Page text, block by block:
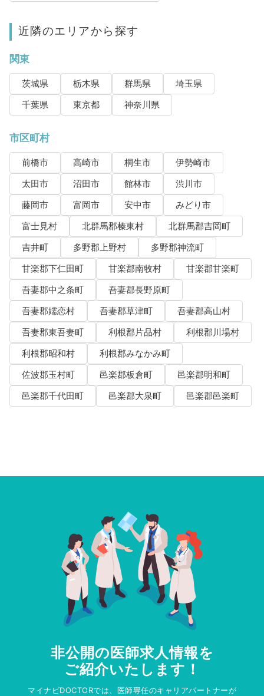
近隣のエリアから探す
関東
茨城県 栃木県 群馬県
埼玉県
千葉県
東京都 神奈川県
市区町村
前橋市 高崎市 桐生市
伊勢崎市
太田市
沼田市 館林市
渋川市
藤岡市
富岡市 安中市
みどり市
富士見村
北群馬郡榛東村
北群馬郡吉岡町
吉井町
多野郡上野村
多野郡神流町
甘楽郡下仁田町
甘楽郡南牧村
甘楽郡甘楽町
吾妻郡中之条町
吾妻郡長野原町
吾妻郡嬬恋村
吾妻郡草津町
吾妻郡高山村
吾妻郡東吾妻町
利根郡片品村
利根郡川場村
利根郡昭和村
利根郡みなかみ町
佐波郡玉村町
邑楽郡板倉町
邑楽郡明和町
邑楽郡千代田町
邑楽郡大泉町 邑楽郡邑楽町
非公開の医師求人情報を
ご紹介いたします！
マイナビDOCTORでは、医師専任のキャリアパートナーが